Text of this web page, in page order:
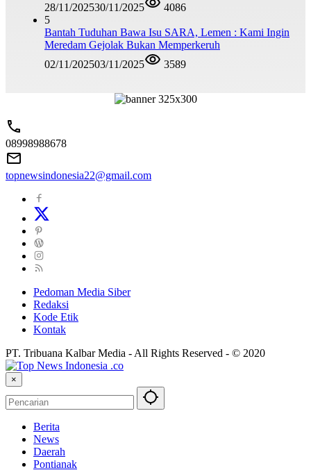
28/11/202530/11/2025
4086
5
Bantah Tuduhan Bawa Isu SARA, Lemen : Kami Ingin
Meredam Gejolak Bukan Memperkeruh
02/11/202503/11/2025 3589
08998988678
topnewsindonesia22@gmail.com
Pedoman Media Siber
Redaksi
Kode Etik
Kontak
PT. Tribuana Kalbar Media - All Rights Reserved - © 2020
×
Berita
News
Daerah
Pontianak